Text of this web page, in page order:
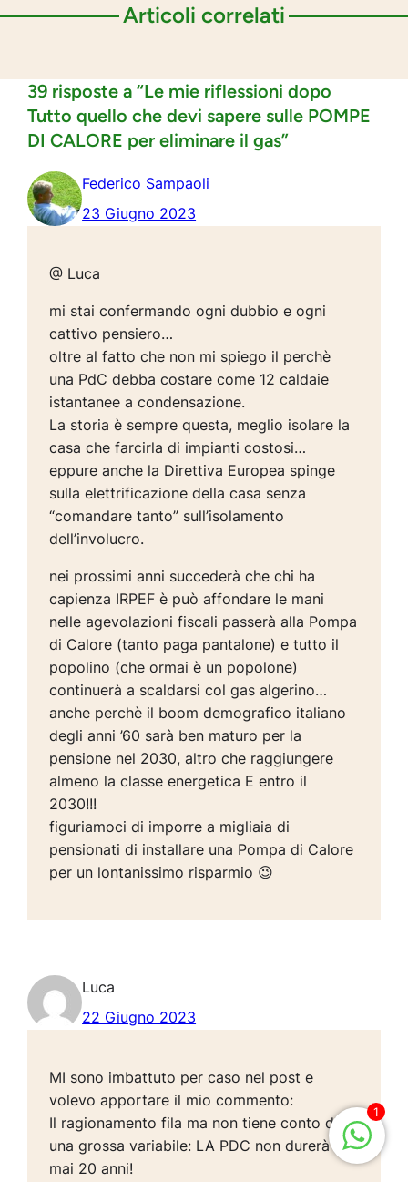
Articoli correlati
39 risposte a “Le mie riflessioni dopo
Tutto quello che devi sapere sulle POMPE
DI CALORE per eliminare il gas”
Federico Sampaoli
23 Giugno 2023
@ Luca
mi stai confermando ogni dubbio e ogni
cattivo pensiero…
oltre al fatto che non mi spiego il perchè
una PdC debba costare come 12 caldaie
istantanee a condensazione.
La storia è sempre questa, meglio isolare la
casa che farcirla di impianti costosi…
eppure anche la Direttiva Europea spinge
sulla elettrificazione della casa senza
“comandare tanto” sull’isolamento
dell’involucro.
nei prossimi anni succederà che chi ha
capienza IRPEF è può affondare le mani
nelle agevolazioni fiscali passerà alla Pompa
di Calore (tanto paga pantalone) e tutto il
popolino (che ormai è un popolone)
continuerà a scaldarsi col gas algerino…
anche perchè il boom demografico italiano
degli anni ’60 sarà ben maturo per la
pensione nel 2030, altro che raggiungere
almeno la classe energetica E entro il
2030!!!
figuriamoci di imporre a migliaia di
pensionati di installare una Pompa di Calore
per un lontanissimo risparmio 😉
Luca
22 Giugno 2023
MI sono imbattuto per caso nel post e
volevo apportare il mio commento:
Il ragionamento fila ma non tiene conto di
una grossa variabile: LA PDC non durerà
mai 20 anni!
1